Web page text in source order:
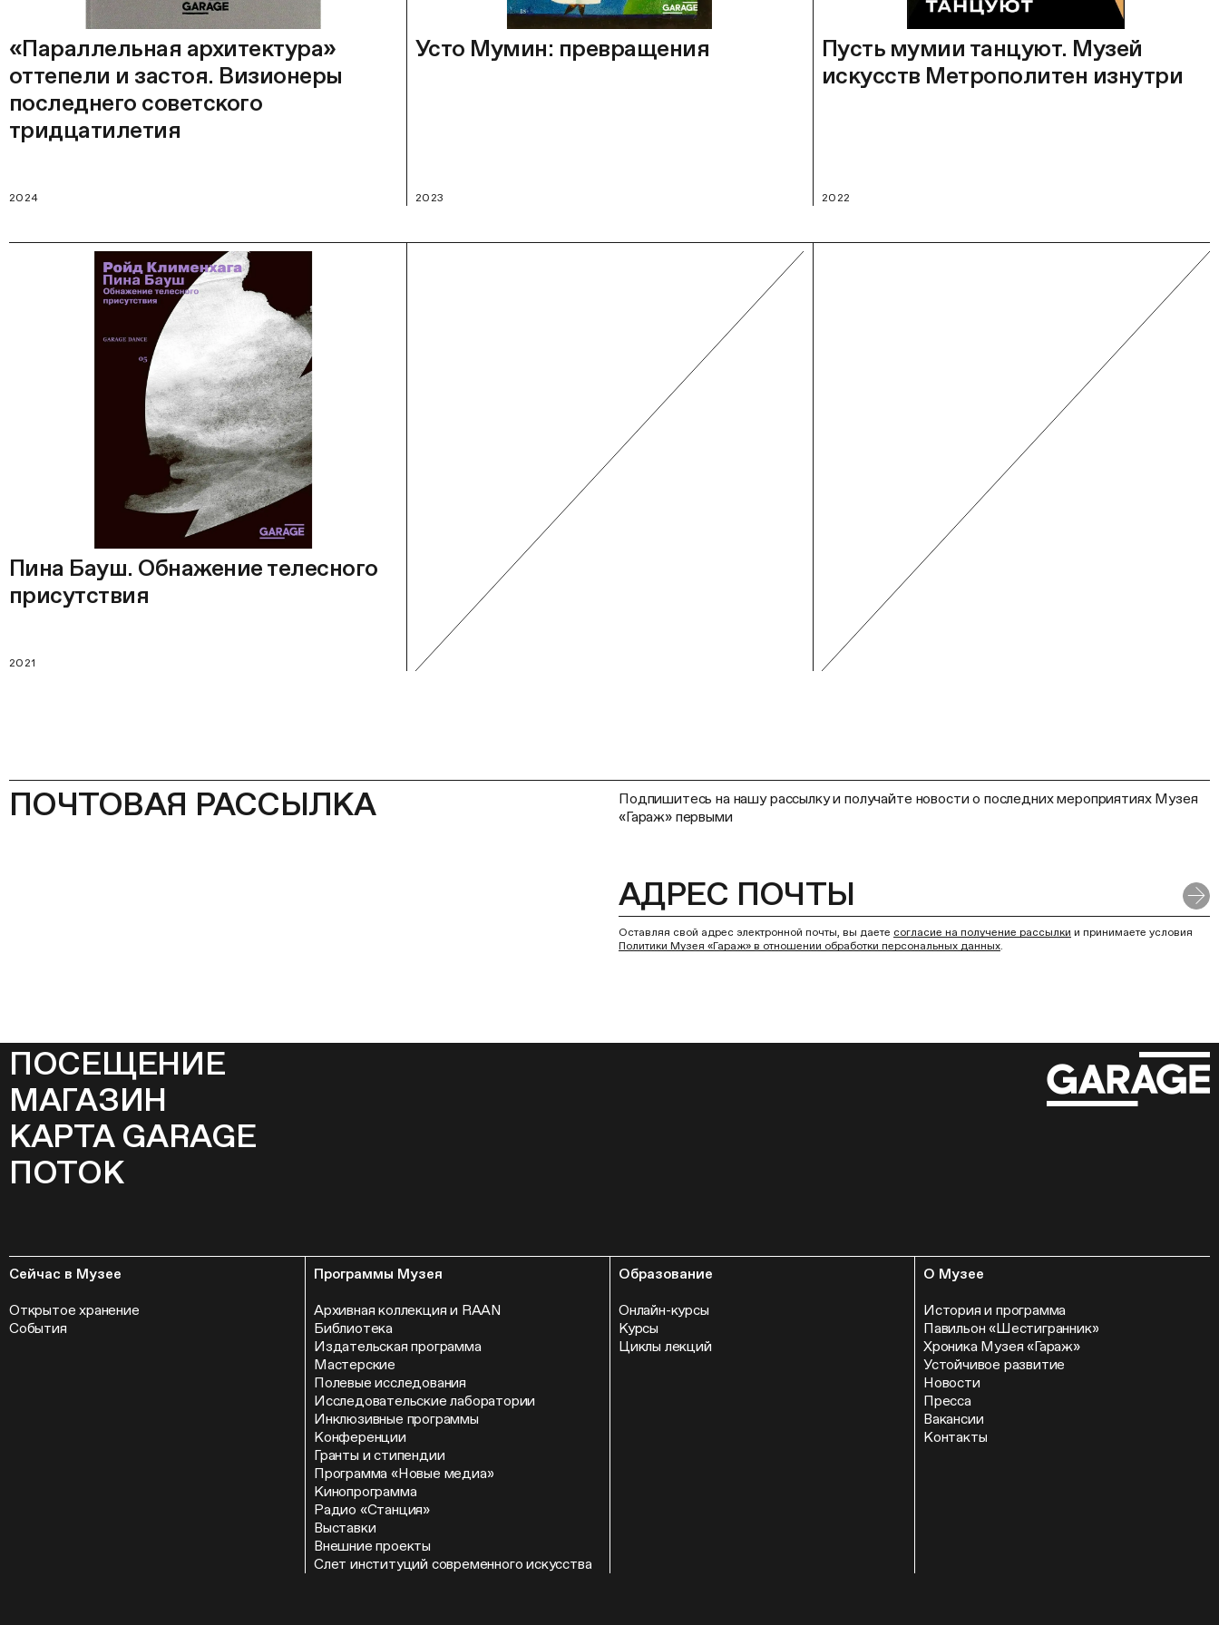
«Параллельная архитектура»
оттепели и застоя. Визионеры
последнего советского
тридцатилетия
2024
Усто Мумин: превращения
2023
Пусть мумии танцуют. Музей
искусств Метрополитен изнутри
2022
Пина Бауш. Обнажение телесного
присутствия
2021
ПОЧТОВАЯ РАССЫЛКА
Подпишитесь на нашу рассылку и получайте новости о последних мероприятиях Музея
«Гараж» первыми
Оставляя свой адрес электронной почты, вы даете согласие на получение рассылки и принимаете условия
Политики Музея «Гараж» в отношении обработки персональных данных.
ПОСЕЩЕНИЕ
МАГАЗИН
КАРТА GARAGE
ПОТОК
Сейчас в Музее
Открытое хранение
События
Программы Музея
Архивная коллекция и RAAN
Библиотека
Издательская программа
Мастерские
Полевые исследования
Исследовательские лаборатории
Инклюзивные программы
Конференции
Гранты и стипендии
Программа «Новые медиа»
Кинопрограмма
Радио «Станция»
Выставки
Внешние проекты
Слет институций современного искусства
Образование
Онлайн-курсы
Курсы
Циклы лекций
О Музее
История и программа
Павильон «Шестигранник»
Хроника Музея «Гараж»
Устойчивое развитие
Новости
Пресса
Вакансии
Контакты